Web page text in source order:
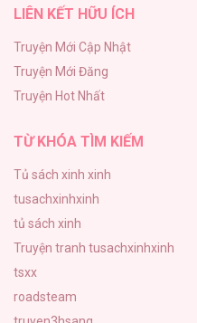
Tình yêu và danh vọng
Tùy Tâm Tùy Ý
105
LIÊN KẾT HỮU ÍCH
Truyện Mới Cập Nhật
Truyện Mới Đăng
Truyện Hot Nhất
TỪ KHÓA TÌM KIẾM
Tủ sách xinh xinh
tusachxinhxinh
tủ sách xinh
Truyện tranh tusachxinhxinh
tsxx
roadsteam